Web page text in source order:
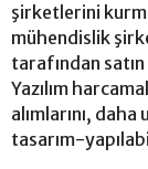
şirketlerini
mühendislik
tarafından
Yazılım
alımlarını,
tasarım-